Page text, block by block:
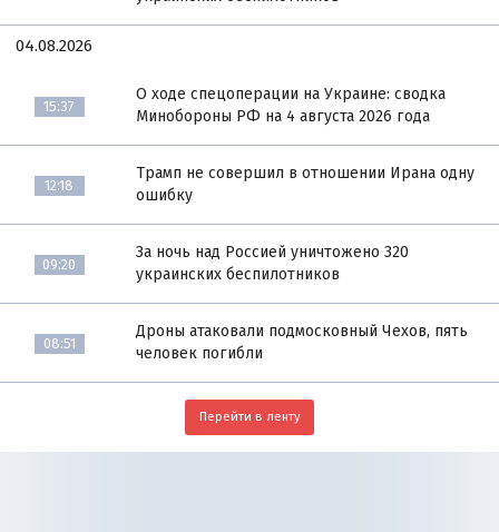
04.08.2026
15:37
О ходе спецоперации на Украине: сводка
Минобороны РФ на 4 августа 2026 года
12:18
Трамп не совершил в отношении Ирана одну
ошибку
09:20
За ночь над Россией уничтожено 320
украинских беспилотников
08:51
Дроны атаковали подмосковный Чехов, пять
человек погибли
Перейти в ленту